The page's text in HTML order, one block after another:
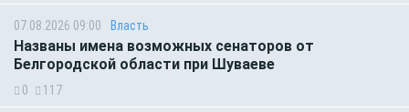
07.08.2026 09:00 Власть
Названы имена возможных сенаторов от
Белгородской области при Шуваеве
0 117